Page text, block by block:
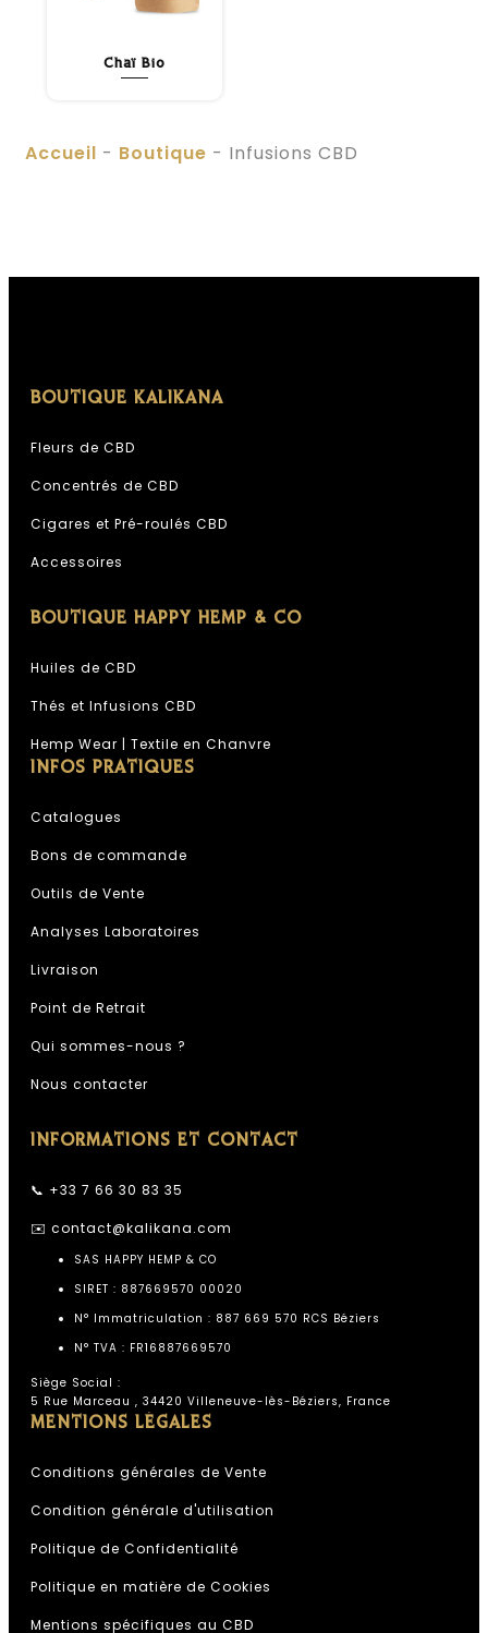
Chaï Bio
Accueil - Boutique - Infusions CBD
BOUTIQUE KALIKANA
Fleurs de CBD
Concentrés de CBD
Cigares et Pré-roulés CBD
Accessoires
BOUTIQUE HAPPY HEMP & CO
Huiles de CBD
Thés et Infusions CBD
Hemp Wear | Textile en Chanvre
INFOS PRATIQUES
Catalogues
Bons de commande
Outils de Vente
Analyses Laboratoires
Livraison
Point de Retrait
Qui sommes-nous ?
Nous contacter
INFORMATIONS ET CONTACT
📞 +33 7 66 30 83 35
✉️ contact@kalikana.com
SAS HAPPY HEMP & CO
SIRET : 887669570 00020
N° Immatriculation : 887 669 570 RCS Béziers
N° TVA : FR16887669570
Siège Social :
5 Rue Marceau , 34420 Villeneuve-lès-Béziers, France
MENTIONS LÉGALES
Conditions générales de Vente
Condition générale d'utilisation
Politique de Confidentialité
Politique en matière de Cookies
Mentions spécifiques au CBD
Assistant Kali Kana
ESPACE PROFESSIONNEL KALI